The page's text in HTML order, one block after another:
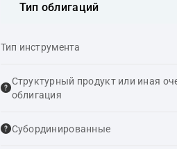
Тип облигаций
Тип инструмента
Структурный продукт или иная
облигация
Cубординированные